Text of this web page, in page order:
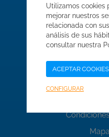
Enlaces
Trabaja
Utilizamos cookies
mejorar nuestros
relacionada con
análisis de sus
consultar nuestra
ACEPTAR COOKIES
CONFIGURAR